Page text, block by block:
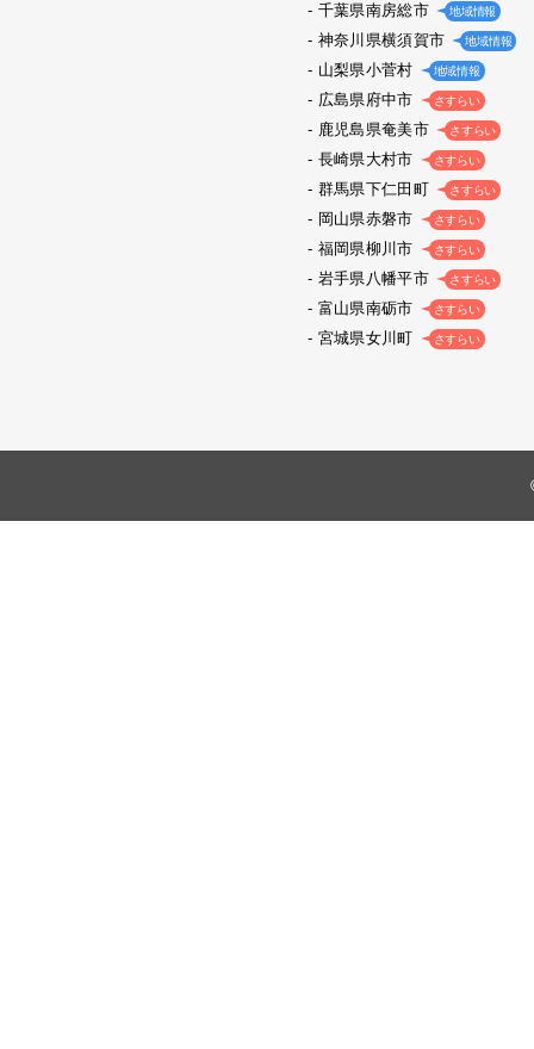
千葉県南房総市 地域情報
神奈川県横須賀市 地域情報
山梨県小菅村 地域情報
広島県府中市 さすらい
鹿児島県奄美市 さすらい
長崎県大村市 さすらい
群馬県下仁田町 さすらい
岡山県赤磐市 さすらい
福岡県柳川市 さすらい
岩手県八幡平市 さすらい
富山県南砺市 さすらい
宮城県女川町 さすらい